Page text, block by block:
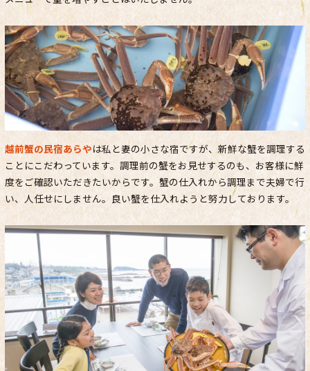
越前蟹の民宿あらやは私と妻の小さな宿ですが、新鮮な蟹を調理する
ことにこだわっています。調理前の蟹をお見せするのも、お客様に鮮
度をご確認いただきたいからです。蟹の仕入れから調理まで夫婦で行
い、人任せにしません。良い蟹を仕入れようと努力しております。